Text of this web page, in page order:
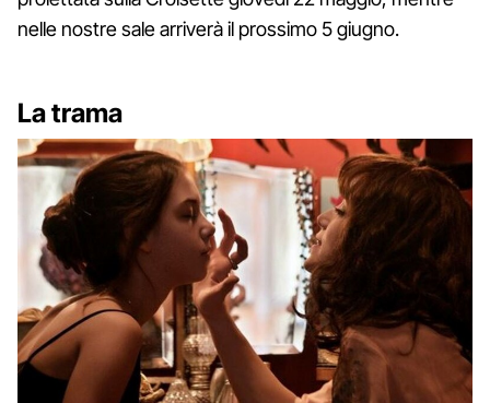
nelle nostre sale arriverà il prossimo 5 giugno.
La trama